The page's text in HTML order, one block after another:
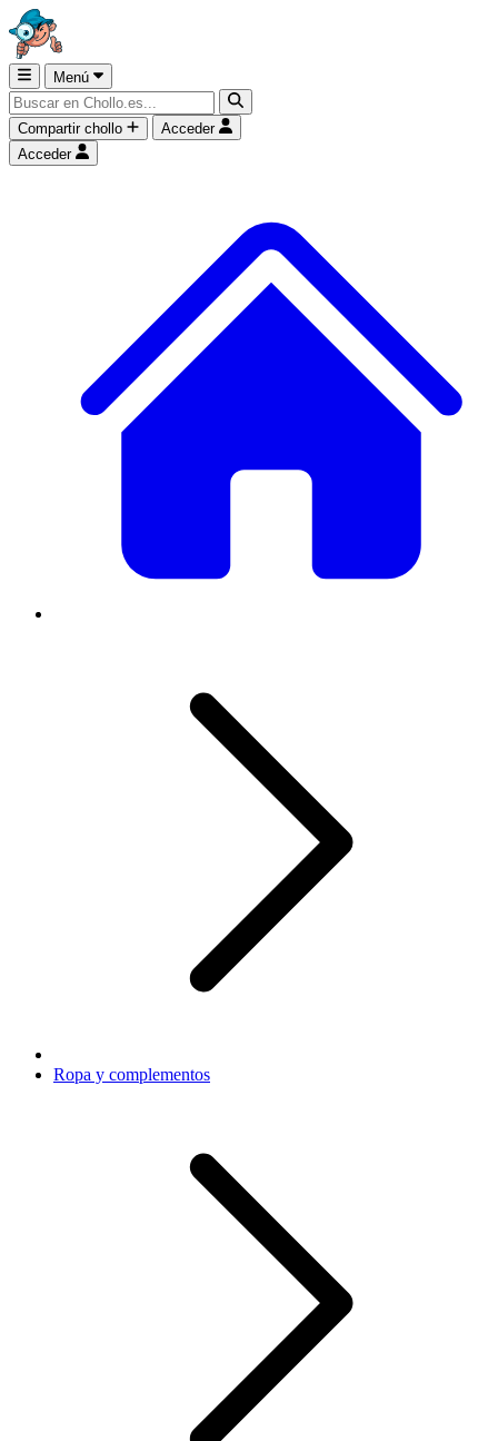
Menú
Compartir chollo
Acceder
Acceder
Ropa y complementos